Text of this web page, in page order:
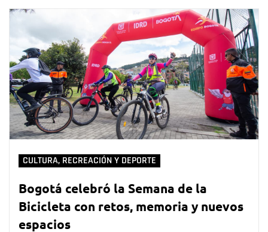
CULTURA, RECREACIÓN Y DEPORTE
Bogotá celebró la Semana de la
Bicicleta con retos, memoria y nuevos
espacios